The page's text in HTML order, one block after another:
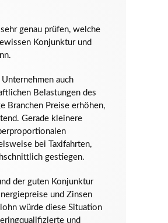
genau prüfen, welche
Konjunktur und
auch
Belastungen des
Branchen Preise erhöhen,
Gerade kleinere
bei Taxifahrten,
gestiegen.
der guten Konjunktur
und Zinsen
würde diese Situation
und